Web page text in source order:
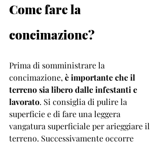
Come fare la
concimazione?
Prima di somministrare la
concimazione, è importante che il
terreno sia libero dalle infestanti e
lavorato. Si consiglia di pulire la
superficie e di fare una leggera
vangatura superficiale per arieggiare il
terreno. Successivamente occorre